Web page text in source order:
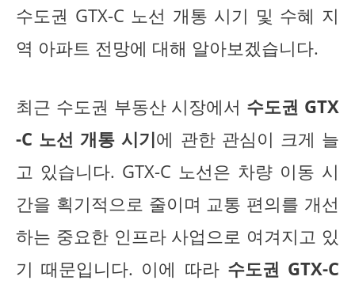
수도권 GTX-C 노선 개통 시기 및 수혜 지
역 아파트 전망에 대해 알아보겠습니다.
최근 수도권 부동산 시장에서 수도권 GTX
-C 노선 개통 시기에 관한 관심이 크게 늘
고 있습니다. GTX-C 노선은 차량 이동 시
간을 획기적으로 줄이며 교통 편의를 개선
하는 중요한 인프라 사업으로 여겨지고 있
기 때문입니다. 이에 따라 수도권 GTX-C